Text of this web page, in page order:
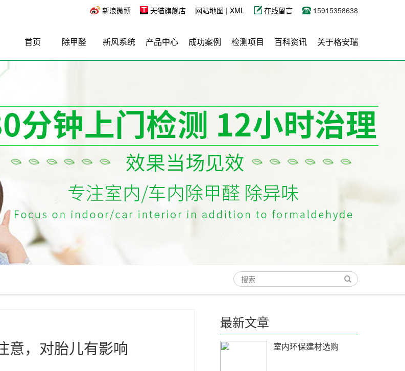
新浪微博 天猫旗舰店 网站地图 | XML 在线留言 15915358638
首页 除甲醛 新风系统 产品中心 成功案例 检测项目 百科资讯 关于格安瑞
意，对胎儿有影响
最新文章
室内环保建材选购